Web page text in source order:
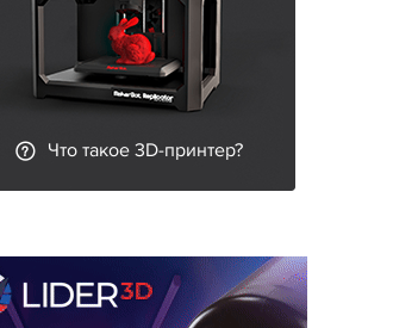
Что такое 3D-принтер?